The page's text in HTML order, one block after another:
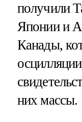
получили
Японии и
Канады,
них массы.